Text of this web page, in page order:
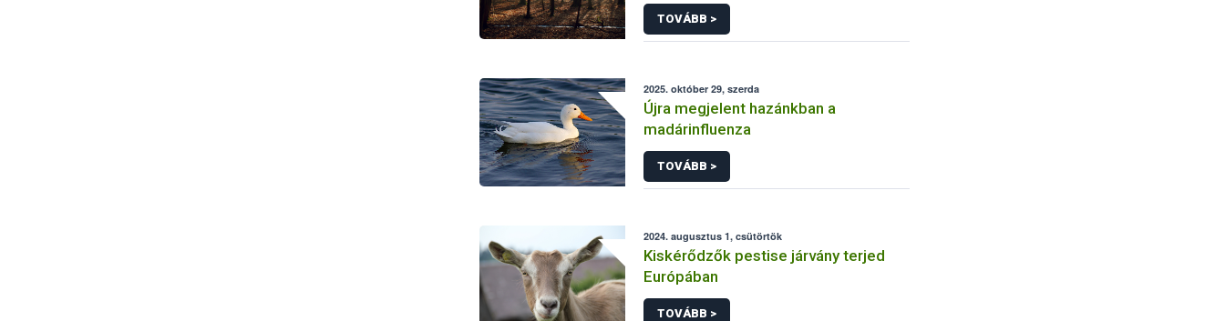
TOVÁBB >
2025. október 29, szerda
Újra megjelent hazánkban a
madárinfluenza
TOVÁBB >
2024. augusztus 1, csütörtök
Kiskérődzők pestise járvány terjed
Európában
TOVÁBB >